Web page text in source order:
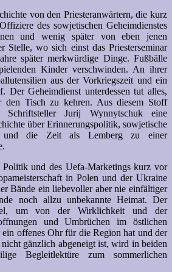
von den Priesteranwärtern, die kurz
des sowjetischen Geheimdienstes
und wenig später von eben jenen
Stelle, wo sich einst das Priesterseminar
später merkwürdige Dinge. Fußbälle
Kinder verschwinden. An ihrer
aus der Vorkriegszeit und ein
Der Geheimdienst unterdessen tut alles,
den Tisch zu kehren. Aus diesem Stoff
Schriftsteller Jurij Wynnytschuk eine
über Erinnerungspolitik, sowjetische
und die Zeit als Lemberg zu einer
Politik und des Uefa-Marketings kurz vor
in Polen und der Ukraine
Bände ein liebevoller aber nie einfältiger
noch allzu unbekannte Heimat. Der
um von der Wirklichkeit und der
und Umbrüchen im östlichen
offenes Ohr für die Region hat und der
gänzlich abgeneigt ist, wird in beiden
Begleitlektüre zum sommerlichen